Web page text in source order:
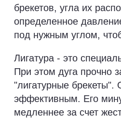
брекетов, угла их
определенное
под нужным углом,
Лигатура - это
При этом дуга прочно
"лигатурные брекеты".
эффективным. Его
медленнее за счет